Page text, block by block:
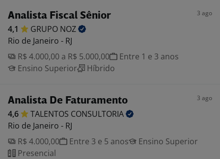
Analista Fiscal Sênior 3 ago
4,1 GRUPO NOZ
Rio de Janeiro - RJ
R$ 4.000,00 a R$ 5.000,00
Entre 1 e 3 anos
Ensino Superior
Híbrido
Analista De Faturamento 3 ago
4,6 TALENTOS CONSULTORIA
Rio de Janeiro - RJ
R$ 4.000,00
Entre 3 e 5 anos
Ensino Superior
Presencial